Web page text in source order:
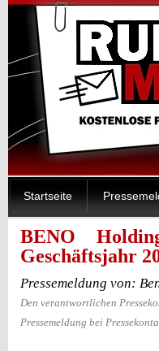
Startseite
BENO
Geschäftsjahr
Pressemeldung von:
Den verantwortlichen
Pressemeldung bei